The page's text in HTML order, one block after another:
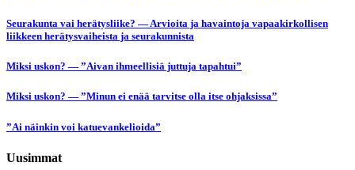
Seurakunta vai herätysliike? — Arvioita ja havaintoja vapaakirkollisen
liikkeen herätysvaiheista ja seurakunnista
Miksi uskon? — ”Aivan ihmeellisiä juttuja tapahtui”
Miksi uskon? — ”Minun ei enää tarvitse olla itse ohjaksissa”
”Ai näinkin voi katuevankelioida”
Uusimmat